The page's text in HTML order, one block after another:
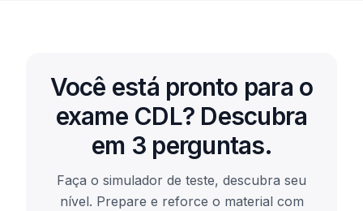
Você está pronto para o
exame CDL? Descubra
em 3 perguntas.
Faça o simulador de teste, descubra seu
nível. Prepare e reforce o material com